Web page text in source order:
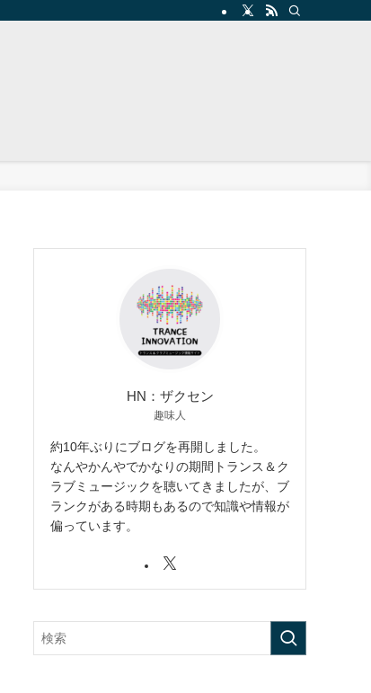
HN：ザクセン
趣味人
約10年ぶりにブログを再開しました。
なんやかんやでかなりの期間トランス＆ク
ラブミュージックを聴いてきましたが、ブ
ランクがある時期もあるので知識や情報が
偏っています。